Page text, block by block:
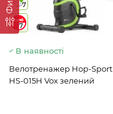
7
7
В наявності
Велотренажер Hop-Sport
HS-015H Vox зелений